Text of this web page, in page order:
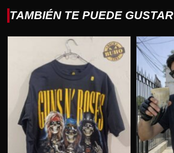
TAMBIÉN TE PUEDE GUSTAR